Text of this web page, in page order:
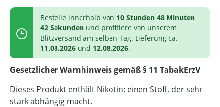
Bestelle innerhalb von 10 Stunden 48 Minuten
42 Sekunden und profitiere von unserem
Blitzversand am selben Tag. Lieferung ca.
11.08.2026 und 12.08.2026.
Gesetzlicher Warnhinweis gemäß § 11 TabakErzV
Dieses Produkt enthält Nikotin: einen Stoff, der sehr
stark abhängig macht.